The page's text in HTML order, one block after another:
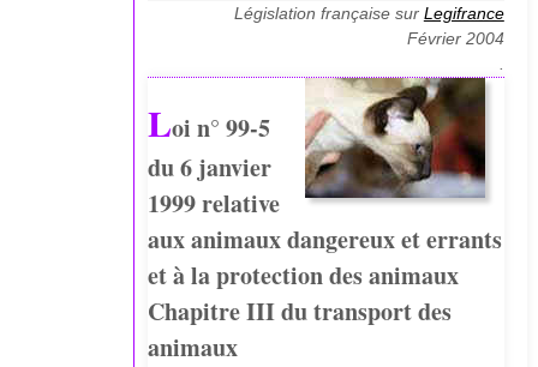
Législation française sur Legifrance
Février 2004
Loi n° 99-5
du 6 janvier
1999 relative
aux animaux dangereux et errants
et à la protection des animaux
Chapitre III du transport des
animaux